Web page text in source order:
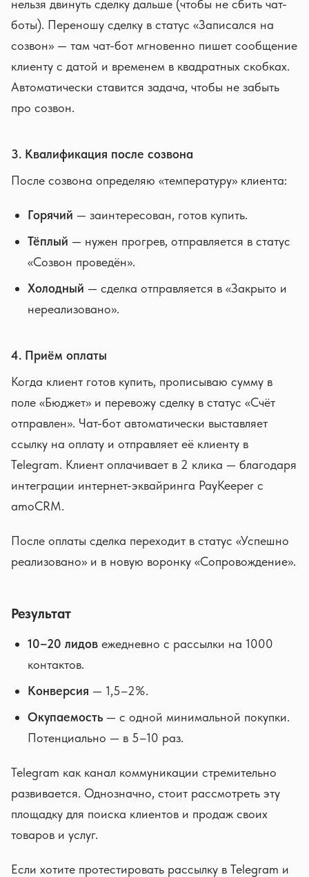
нельзя двинуть сделку дальше (чтобы не сбить чат-
боты). Переношу сделку в статус «Записался на
созвон» — там чат-бот мгновенно пишет сообщение
клиенту с датой и временем в квадратных скобках.
Автоматически ставится задача, чтобы не забыть
про созвон.
3. Квалификация после созвона
После созвона определяю «температуру» клиента:
Горячий — заинтересован, готов купить.
Тёплый — нужен прогрев, отправляется в статус
«Созвон проведён».
Холодный — сделка отправляется в «Закрыто и
нереализовано».
4. Приём оплаты
Когда клиент готов купить, прописываю сумму в
поле «Бюджет» и перевожу сделку в статус «Счёт
отправлен». Чат-бот автоматически выставляет
ссылку на оплату и отправляет её клиенту в
Telegram. Клиент оплачивает в 2 клика — благодаря
интеграции интернет-эквайринга PayKeeper с
amoCRM.
После оплаты сделка переходит в статус «Успешно
реализовано» и в новую воронку «Сопровождение».
Результат
10–20 лидов ежедневно с рассылки на 1000
контактов.
Конверсия — 1,5–2%.
Окупаемость — с одной минимальной покупки.
Потенциально — в 5–10 раз.
Telegram как канал коммуникации стремительно
развивается. Однозначно, стоит рассмотреть эту
площадку для поиска клиентов и продаж своих
товаров и услуг.
Если хотите протестировать рассылку в Telegram и